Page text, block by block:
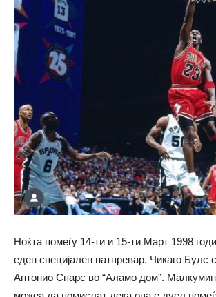
Ноќта помеѓу 14-ти и 15-ти Март 1998
еден специјален натпревар. Чикаго Булс
Антонио Спарс во “Аламо дом”.